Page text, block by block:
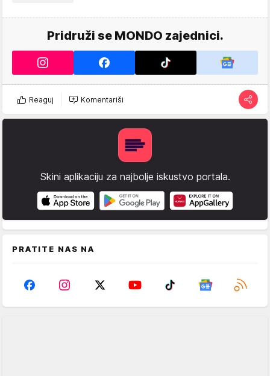
Pridruži se MONDO zajednici.
Reaguj Komentariši
Skini aplikaciju za najbolje iskustvo portala.
PRATITE NAS NA